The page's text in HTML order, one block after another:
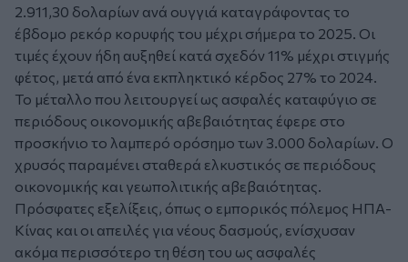
2.911,30 δολαρίων ανά ουγγιά καταγράφοντας το
έβδομο ρεκόρ κορυφής του μέχρι σήμερα το 2025. Οι
τιμές έχουν ήδη αυξηθεί κατά σχεδόν 11% μέχρι στιγμής
φέτος, μετά από ένα εκπληκτικό κέρδος 27% το 2024.
Το μέταλλο που λειτουργεί ως ασφαλές καταφύγιο σε
περιόδους οικονομικής αβεβαιότητας έφερε στο
προσκήνιο το λαμπερό ορόσημο των 3.000 δολαρίων. Ο
χρυσός παραμένει σταθερά ελκυστικός σε περιόδους
οικονομικής και γεωπολιτικής αβεβαιότητας.
Πρόσφατες εξελίξεις, όπως ο εμπορικός πόλεμος ΗΠΑ-
Κίνας και οι απειλές για νέους δασμούς, ενίσχυσαν
ακόμα περισσότερο τη θέση του ως ασφαλές